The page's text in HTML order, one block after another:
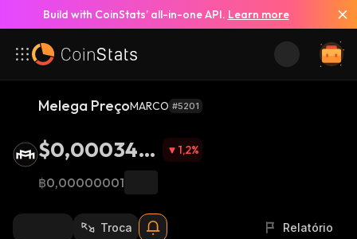
Build with CoinStats’ all-in-one API. Learn more
Melega PreçoMARCO #5201
$0,000340
5
1,2%
฿0,00000001
Troca Relatório